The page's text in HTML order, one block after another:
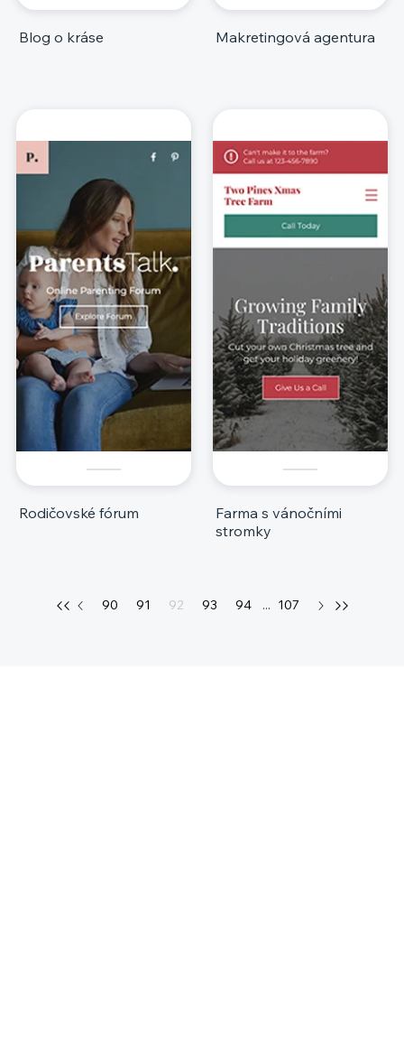
Blog o kráse Makretingová agentura
Rodičovské fórum
Farma s vánočními
stromky
90 91 92 93 94 ... 107